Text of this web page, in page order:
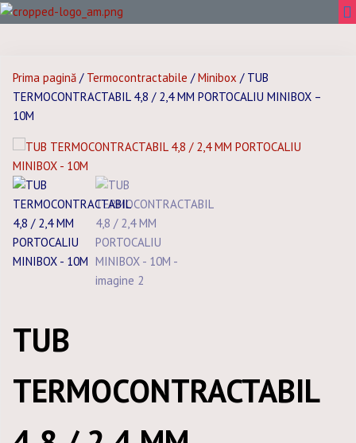
Prima pagină / Termocontractabile /Minibox / TUB
TERMOCONTRACTABIL 4,8 / 2,4 MM PORTOCALIU MINIBOX –
10M
TUB
TERMOCONTRACTABIL